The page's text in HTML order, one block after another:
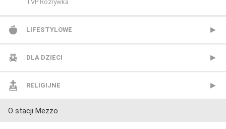
TV Puls
TV Puls 2
TVN 7
TVP HD
TVP Kultura
AXN White
BBC First
CANAL+ 1
CANAL+ 360
CANAL+ 4K Ultra HD
CANAL+ Sport 5
Eleven Sports 1
Eleven Sports 2
Eleven Sports 3
Eleven Sports 4
Wydarzenia 24
CI Polsat
Discovery Channel
Discovery Historia
Discovery Life
Discovery Science
TVP Rozrywka
LIFESTYLOWE
BBC Lifestyle
CANAL+ Domo
CANAL+ Kuchnia
DLA DZIECI
Cartoon Network
Cartoonito
RELIGIJNE
TV Trwam
O stacji Mezzo